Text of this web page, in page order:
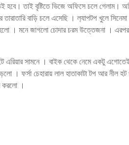
হবে। তাই বৃষ্টিতে ভিজে অফিসে চলে গেলাম।
বাড়ি চলে এসেছি । ল‍্যাপটপ খুলে
। মনে জাগলো চোদার চরম উত্তেজনা । এরপর
এরিয়ার সামনে । বাইক থেকে নেমে একটু
। ফর্সা চেহারায় লাল হাতাকাটা টপ আর নীল হট
করলো ।